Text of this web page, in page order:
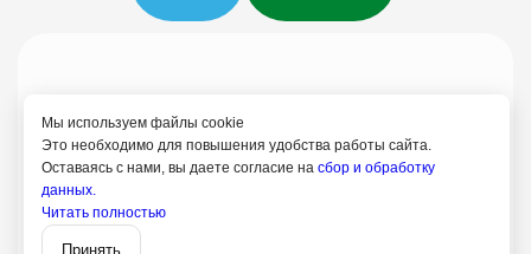
Мы используем файлы cookie
Это необходимо для повышения удобства работы сайта.
Оставаясь с нами, вы даете согласие на сбор и обработку
данных.
Читать полностью
Принять
Политика конфиденциальности
Согласие на обработку
8 (958) 580-35-22